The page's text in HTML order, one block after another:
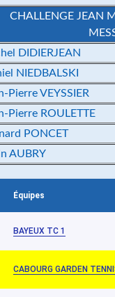
CHALLENGE JEAN
DIDIERJEAN
NIEDBALSKI
Pierre VEYSSIER
Pierre ROULETTE
PONCET
AUBRY
Équipes
BAYEUX TC 1
CABOURG GARDEN